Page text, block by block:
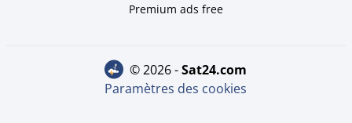
Premium ads free
© 2026 - sat24.com
Paramètres des cookies